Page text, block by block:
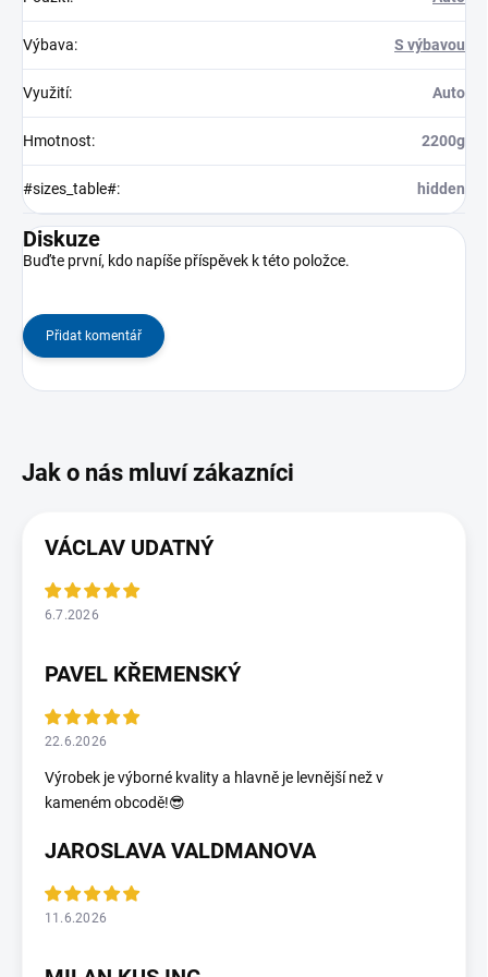
Výbava: S výbavou
Využití: Auto
Hmotnost: 2200g
#sizes_table#: hidden
Diskuze
Buďte první, kdo napíše příspěvek k této položce.
Přidat komentář
VÁCLAV UDATNÝ
6.7.2026
PAVEL KŘEMENSKÝ
22.6.2026
Výrobek je výborné kvality a hlavně je levnější než v
kameném obcodě!😎
JAROSLAVA VALDMANOVA
11.6.2026